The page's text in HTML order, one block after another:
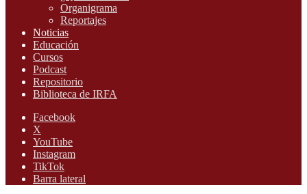
Organigrama
Reportajes
Noticias
Educación
Cursos
Podcast
Repositorio
Biblioteca de IRFA
Facebook
X
YouTube
Instagram
TikTok
Barra lateral